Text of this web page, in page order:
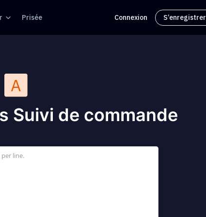
Prisée Connexion S’enregistrer
Suivi de commande
line.